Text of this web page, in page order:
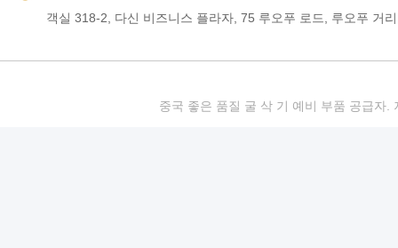
객실 318-2, 다신 비즈니스 플라자, 75 루오푸 로드, 루오푸 거
중국 좋은 품질 굴 삭 기 예비 부품 공급자